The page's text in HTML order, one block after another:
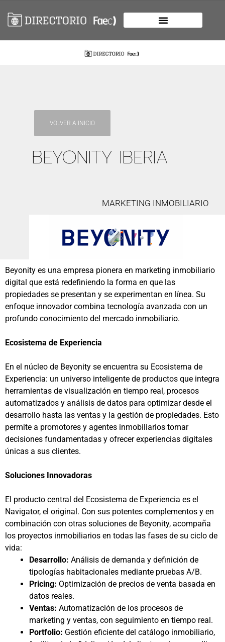
VOLVER A INICIO
BEYONITY IBERIA
MARKETING INMOBILIARIO
Beyonity es una empresa pionera en marketing inmobiliario
digital que está redefiniendo la forma en que las
propiedades se presentan y se experimentan en línea. Su
enfoque innovador combina tecnología avanzada con un
profundo conocimiento del mercado inmobiliario.
Ecosistema de Experiencia
En el núcleo de Beyonity se encuentra su Ecosistema de
Experiencia: un universo inteligente de productos que integra
herramientas de visualización en tiempo real, procesos
automatizados y análisis de datos para optimizar desde el
desarrollo hasta las ventas y la gestión de propiedades. Esto
permite a promotores y agentes inmobiliarios tomar
decisiones fundamentadas y ofrecer experiencias digitales
únicas a sus clientes.
Soluciones Innovadoras
El producto central del Ecosistema de Experiencia es el
Navigator, el original. Con sus potentes complementos y en
combinación con otras soluciones de Beyonity, acompaña
los proyectos inmobiliarios en todas las fases de su ciclo de
vida:
Desarrollo: Análisis de demanda y definición de
tipologías habitacionales mediante pruebas A/B.
Pricing: Optimización de precios de venta basada en
datos reales.
Ventas: Automatización de los procesos de
marketing y ventas, con seguimiento en tiempo real.
Portfolio: Gestión eficiente del catálogo inmobiliario,